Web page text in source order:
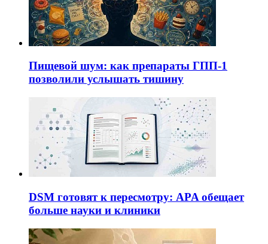
Пищевой шум: как препараты ГПП-1
позволили услышать тишину
DSM готовят к пересмотру: APA обещает
больше науки и клиники